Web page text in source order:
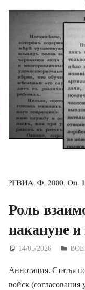
Роль
накануне
14/05/2026
Аннотация. Статья
войск